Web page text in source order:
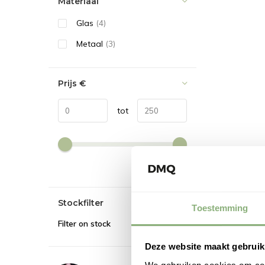
Toestemming
Deze website maakt
Glas (4)
Metaal (3)
Prijs €
tot
Stockfilter
Filter on stock